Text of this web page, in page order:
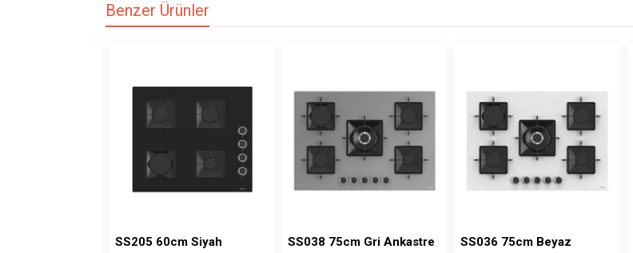
Benzer Ürünler
SS205 60cm Siyah
SS038 75cm Gri Ankastre
SS036 75cm Beyaz